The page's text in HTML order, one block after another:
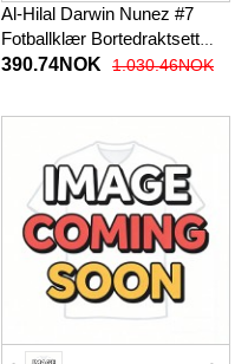
Al-Hilal Darwin Nunez #7
Fotballklær Bortedraktsett
Barn 2025-26 Kortermet (+
390.74NOK 1.030.46NOK